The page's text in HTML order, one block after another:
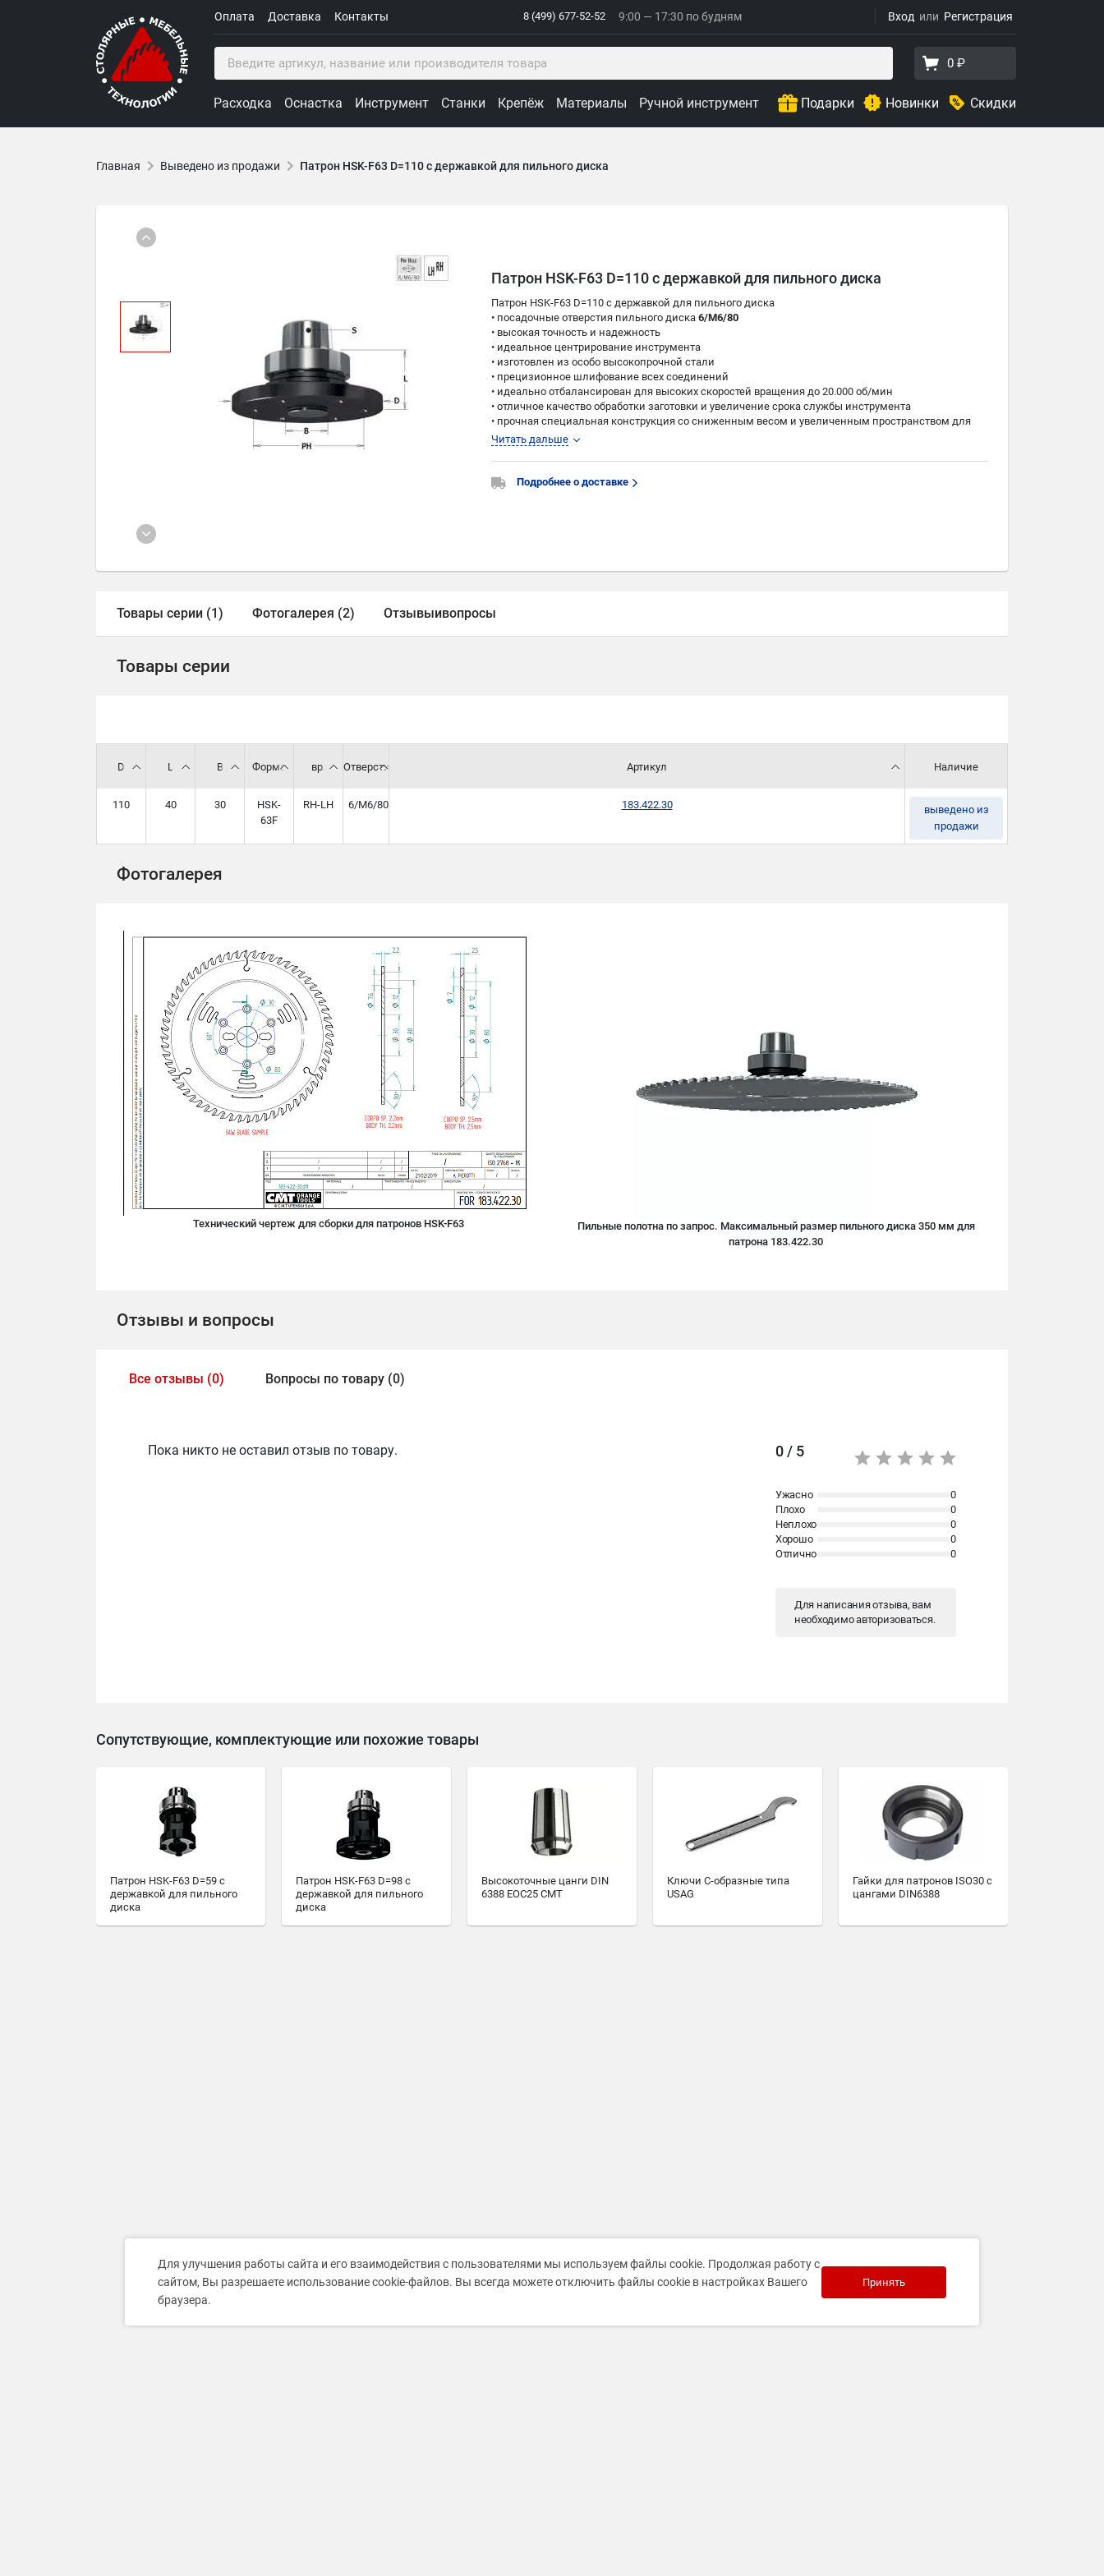
Оплата Доставка Контакты Вход Регистрация
8 (499) 677-52-52 9:00 — 17:30 по будням
0 ₽
Расходка Оснастка Инструмент Станки Крепёж Материалы Ручной инструмент Подарки Новинки Скидки
Главная Выведено из продажи Патрон HSK-F63 D=110 с державкой для пильного диска
Патрон HSK-F63 D=110 с державкой для пильного диска
Патрон HSK-F63 D=110 с державкой для пильного диска
• посадочные отверстия пильного диска6/M6/80
• высокая точность и надежность
• идеальное центрирование инструмента
• изготовлен из особо высокопрочной стали
• прецизионное шлифование всех соединений
• идеально отбалансирован для высоких скоростей вращения до 20.000 об/мин
• отличное качество обработки заготовки и увеличение срока службы инструмента
• прочная специальная конструкция со сниженным весом и увеличенным пространством для
обработки изделия
• безопасная быстрая смена и настройка инструмента
• широкий допуск зажима (-0,7 мм)
Производство CMT (Италия)
Читать дальше
Подробнее о доставке
Товары серии (1) Фотогалерея (2) Отзывыивопросы
Товары серии
D
110
L
40
B
30
Форма
HSK-
63F
вр.
RH-LH
Отверстия
6/M6/80
Артикул
183.422.30
Наличие
выведено из
продажи
Фотогалерея
Технический чертеж для сборки для патронов HSK-F63
Пильные полотна по запрос. Максимальный размер пильного диска 350 мм для
патрона 183.422.30
Отзывы и вопросы
Все отзывы (0) Вопросы по товару (0)
Пока никто не оставил отзыв по товару. 0 / 5
Ужасно
0
Плохо
0
Неплохо
0
Хорошо
0
Отлично
0
Для написания отзыва, вам
необходимоавторизоваться.
Сопутствующие, комплектующие или похожие товары
Патрон HSK-F63 D=59 с
державкой для пильного
диска
Патрон HSK-F63 D=98 с
державкой для пильного
диска
Высокоточные цанги DIN
6388 EOC25 CMT
Ключи С-образные типа
USAG
Гайки для патронов ISO30 с
цангами DIN6388
Для улучшения работы сайта и его взаимодействия с пользователями мы используем файлы cookie. Продолжая работу с
сайтом, Вы разрешаете использование cookie-файлов. Вы всегда можете отключить файлы cookie в настройках Вашего
браузера.
Принять